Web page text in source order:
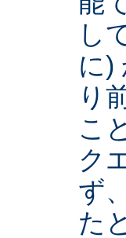
し
に)
り
こ
ク
ず、
た